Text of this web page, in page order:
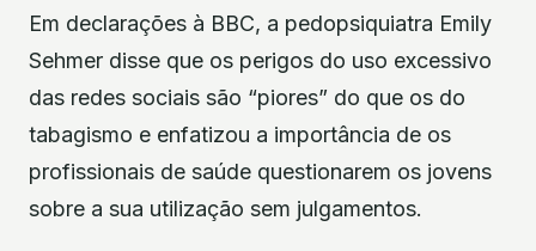
Em declarações à BBC, a pedopsiquiatra Emily
Sehmer disse que os perigos do uso excessivo
das redes sociais são “piores” do que os do
tabagismo e enfatizou a importância de os
profissionais de saúde questionarem os jovens
sobre a sua utilização sem julgamentos.